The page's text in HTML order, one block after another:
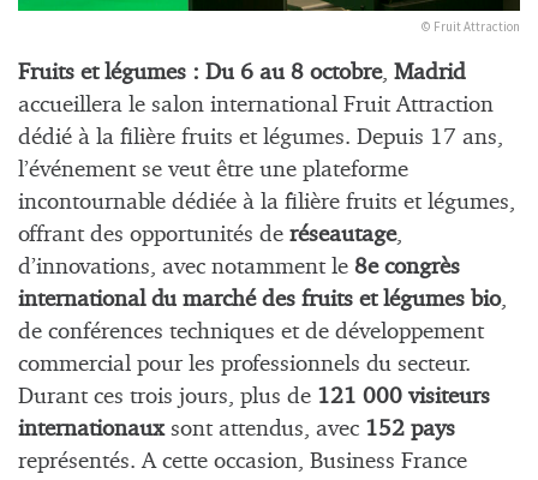
© Fruit Attraction
Fruits et légumes : Du 6 au 8 octobre, Madrid
accueillera le salon international Fruit Attraction
dédié à la filière fruits et légumes. Depuis 17 ans,
l’événement se veut être une plateforme
incontournable dédiée à la filière fruits et légumes,
offrant des opportunités de réseautage,
d’innovations, avec notamment le 8e congrès
international du marché des fruits et légumes bio,
de conférences techniques et de développement
commercial pour les professionnels du secteur.
Durant ces trois jours, plus de 121 000 visiteurs
internationauxsont attendus, avec 152 pays
représentés. A cette occasion, Business France